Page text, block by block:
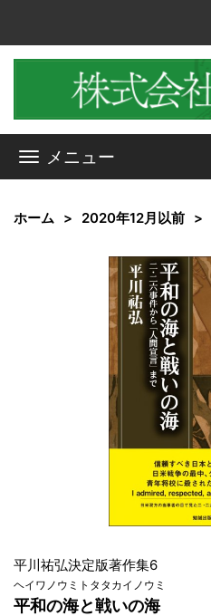
メニュー
ホーム 2020年12月以前
平川祐弘決定版著作集6
ヘイワノウミトタタカイノウミ
平和の海と戦いの海